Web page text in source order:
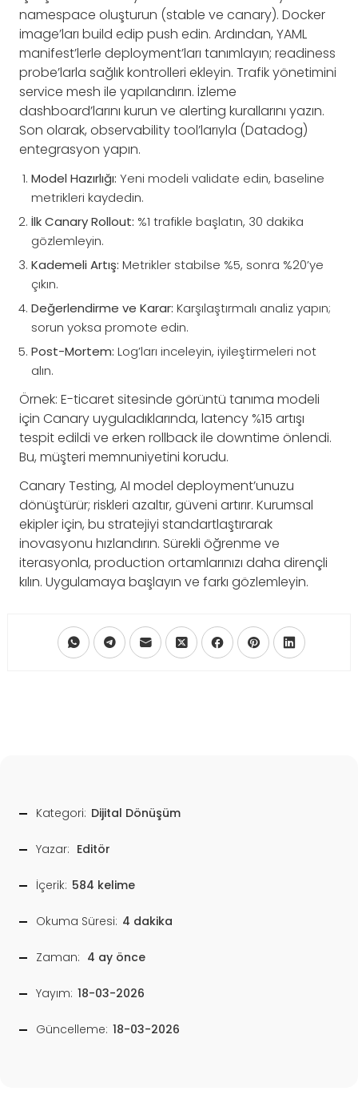
namespace oluşturun (stable ve canary). Docker
image’ları build edip push edin. Ardından, YAML
manifest’lerle deployment’ları tanımlayın; readiness
probe’larla sağlık kontrolleri ekleyin. Trafik yönetimini
service mesh ile yapılandırın. İzleme
dashboard’larını kurun ve alerting kurallarını yazın.
Son olarak, observability tool’larıyla (Datadog)
entegrasyon yapın.
Model Hazırlığı: Yeni modeli validate edin, baseline
metrikleri kaydedin.
İlk Canary Rollout: %1 trafikle başlatın, 30 dakika
gözlemleyin.
Kademeli Artış: Metrikler stabilse %5, sonra %20’ye
çıkın.
Değerlendirme ve Karar: Karşılaştırmalı analiz yapın;
sorun yoksa promote edin.
Post-Mortem: Log’ları inceleyin, iyileştirmeleri not
alın.
Örnek: E-ticaret sitesinde görüntü tanıma modeli
için Canary uyguladıklarında, latency %15 artışı
tespit edildi ve erken rollback ile downtime önlendi.
Bu, müşteri memnuniyetini korudu.
Canary Testing, AI model deployment’unuzu
dönüştürür; riskleri azaltır, güveni artırır. Kurumsal
ekipler için, bu stratejiyi standartlaştırarak
inovasyonu hızlandırın. Sürekli öğrenme ve
iterasyonla, production ortamlarınızı daha dirençli
kılın. Uygulamaya başlayın ve farkı gözlemleyin.
Kategori: Dijital Dönüşüm
Yazar: Editör
İçerik: 584 kelime
Okuma Süresi: 4 dakika
Zaman: 4 ay önce
Yayım: 18-03-2026
Güncelleme: 18-03-2026